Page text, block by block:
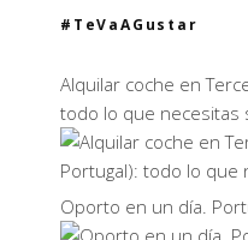
#TeVaAGustar
Alquilar coche en
todo lo que necesitas
Oporto en un día.